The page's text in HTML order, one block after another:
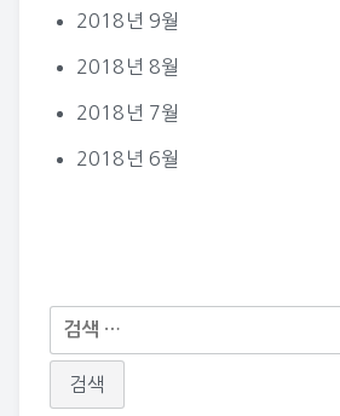
2018년 9월
2018년 8월
2018년 7월
2018년 6월
다
음